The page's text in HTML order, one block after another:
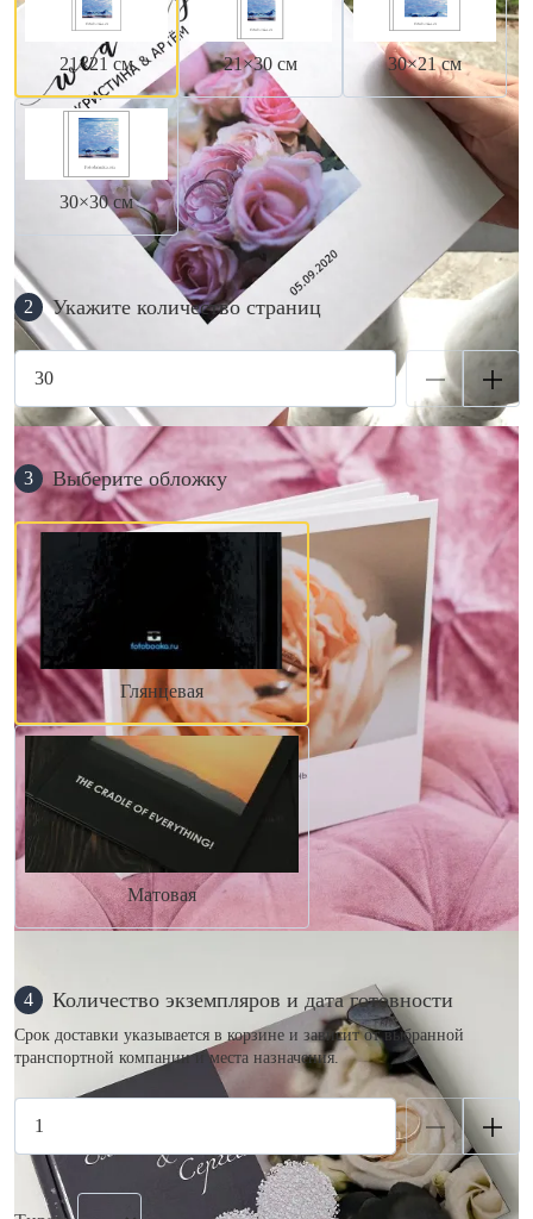
21×21 см 21×30 см 30×21 см
30×30 см
2 Укажите количество страниц
3 Выберите обложку
Глянцевая
Матовая
4 Количество экземпляров и дата готовности
Срок доставки указывается в корзине и зависит от выбранной
транспортной компании и места назначения.